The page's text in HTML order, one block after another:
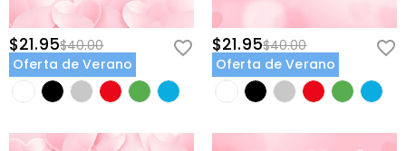
$21.95$40.00
Oferta de Verano
$21.95$40.00
Oferta de Verano